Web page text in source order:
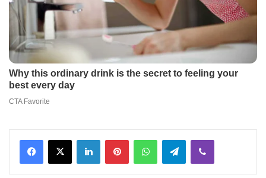
Facebook
X LinkedInPinterestWhatsAppTelegramViber